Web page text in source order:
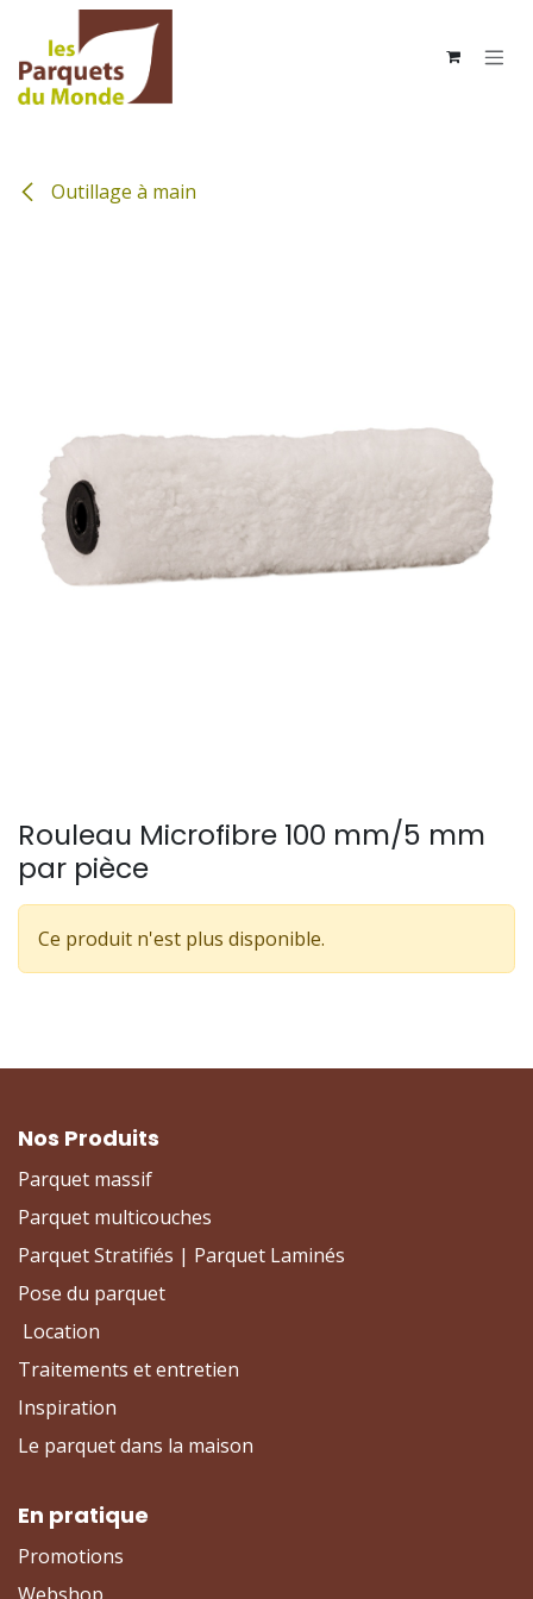
Se rendre au contenu
Outillage à main
Rouleau Microfibre 100 mm/5 mm
par pièce
Ce produit n'est plus disponible.
Nos Produits
Parquet massif
Parquet multicouches
Parquet Stratifiés | Parquet Laminés
Pose du parquet
Location
Traitements et entretien
Inspiration
Le parquet dans la maison
En pratique
Promotions